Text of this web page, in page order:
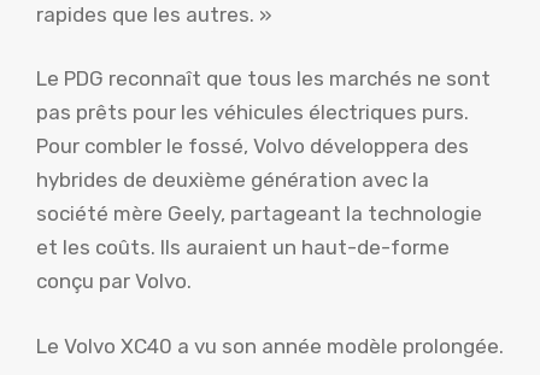
rapides que les autres. »
Le PDG reconnaît que tous les marchés ne sont
pas prêts pour les véhicules électriques purs.
Pour combler le fossé, Volvo développera des
hybrides de deuxième génération avec la
société mère Geely, partageant la technologie
et les coûts. Ils auraient un haut-de-forme
conçu par Volvo.
Le Volvo XC40 a vu son année modèle prolongée.